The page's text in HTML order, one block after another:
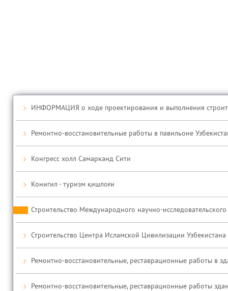
ИНФОРМАЦИЯ о ходе проектирования и выполнения
Ремонтно-восстановительные работы в павильоне
Конгресс холл Самарканд Сити
Конигил - туризм қишлоғи
Строительство Международного научно-
Строительство Центра Исламской Цивилизации
Ремонтно-восстановительные, реставрационные работы в
Ремонтно-восстановительные, реставрационные работы